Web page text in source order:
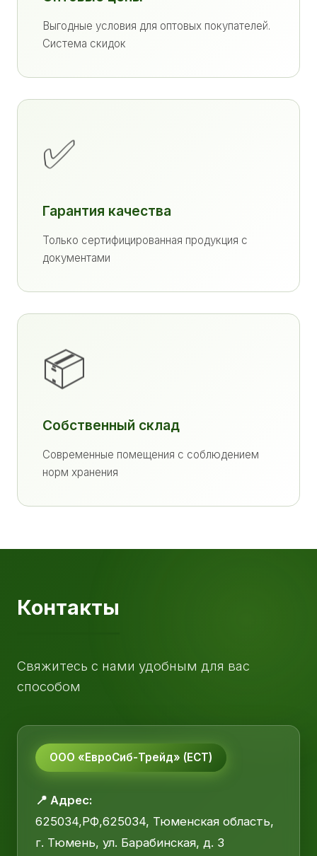
Выгодные условия для оптовых покупателей.
Система скидок
✅
Гарантия качества
Только сертифицированная продукция с
документами
📦
Собственный склад
Современные помещения с соблюдением
норм хранения
Контакты
Свяжитесь с нами удобным для вас
способом
ООО «ЕвроСиб-Трейд» (ЕСТ)
📍 Адрес:
625034,РФ,625034, Тюменская область,
г. Тюмень, ул. Барабинская, д. 3